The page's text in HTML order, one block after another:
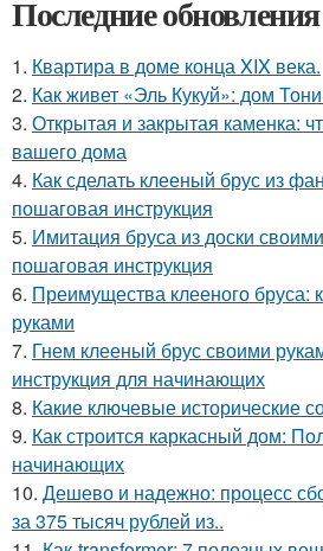
Последние
1. Квартира в доме конца XIX века.
2. Как живет «Эль Кукуй»: дом
3. Открытая и закрытая каменка:
вашего дома
4. Как сделать клееный брус из
пошаговая инструкция
5. Имитация бруса из доски
пошаговая инструкция
6. Преимущества клееного бруса:
руками
7. Гнем клееный брус своими
инструкция для начинающих
8. Какие ключевые исторические
9. Как строится каркасный дом:
начинающих
10. Дешево и надежно: процесс
за 375 тысяч рублей из..